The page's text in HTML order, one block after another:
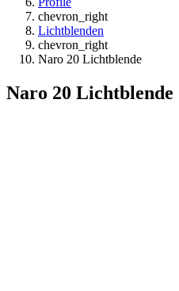
chevron_right
Lichtblenden
chevron_right
Naro 20 Lichtblende
Naro 20 Lichtblende